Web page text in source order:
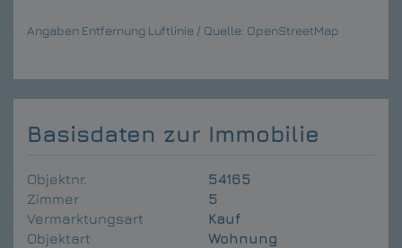
Angaben Entfernung Luftlinie / Quelle: OpenStreetMap
Basisdaten zur Immobilie
Objektnr.
54165
Zimmer
5
Vermarktungsart
Kauf
Objektart
Wohnung